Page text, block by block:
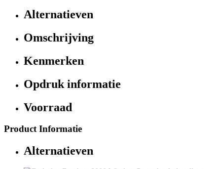
Alternatieven
Omschrijving
Kenmerken
Opdruk informatie
Voorraad
Product Informatie
Alternatieven